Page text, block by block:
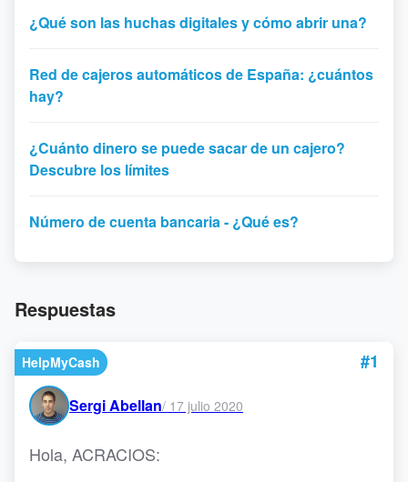
¿Qué son las huchas digitales y cómo abrir una?
Red de cajeros automáticos de España: ¿cuántos
hay?
¿Cuánto dinero se puede sacar de un cajero?
Descubre los límites
Número de cuenta bancaria - ¿Qué es?
Respuestas
HelpMyCash #1
Sergi Abellan/ 17 julio 2020
Hola, ACRACIOS: